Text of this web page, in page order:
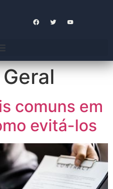
Geral
comuns em
evitá-los